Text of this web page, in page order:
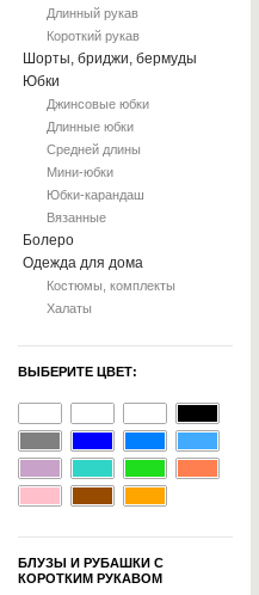
Длинный рукав
Короткий рукав
Шорты, бриджи, бермуды
Юбки
Джинсовые юбки
Длинные юбки
Средней длины
Мини-юбки
Юбки-карандаш
Вязанные
Болеро
Одежда для дома
Костюмы, комплекты
Халаты
ВЫБЕРИТЕ ЦВЕТ:
БЛУЗЫ И РУБАШКИ С
КОРОТКИМ РУКАВОМ